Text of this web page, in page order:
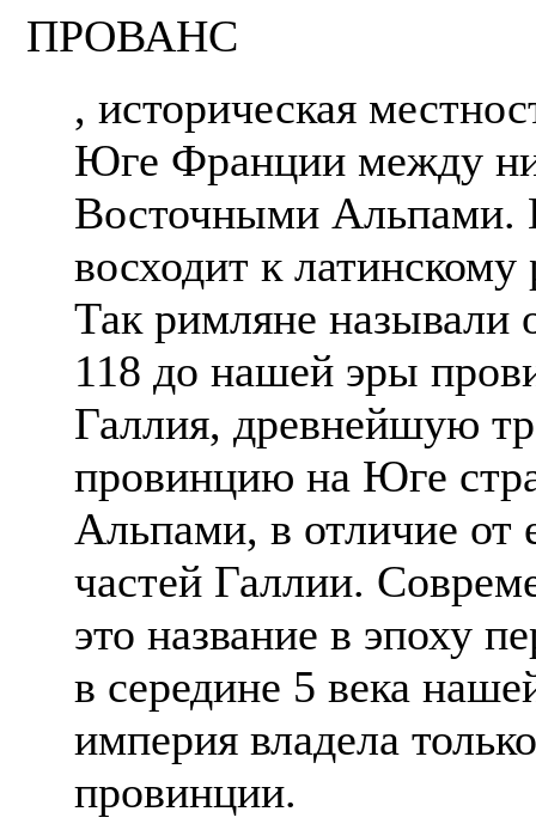
ПРОВАНС
, историческая
Юге Франции между
Восточными Альпами.
восходит к
Так римляне
118 до нашей эры
Галлия, древнейшую
провинцию на Юге
Альпами, в отличие от
частей Галлии.
это название в эпоху
в середине 5 века
империя владела
провинции.